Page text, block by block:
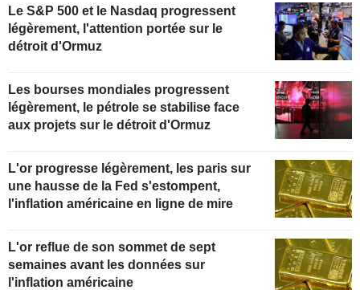
Le S&P 500 et le Nasdaq progressent
légèrement, l'attention portée sur le
détroit d'Ormuz
Les bourses mondiales progressent
légèrement, le pétrole se stabilise face
aux projets sur le détroit d'Ormuz
L'or progresse légèrement, les paris sur
une hausse de la Fed s'estompent,
l'inflation américaine en ligne de mire
L'or reflue de son sommet de sept
semaines avant les données sur
l'inflation américaine